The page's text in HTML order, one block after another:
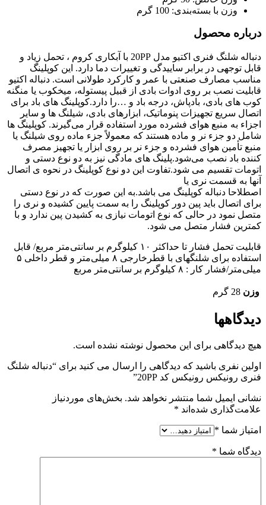
وزن با بسته‌بندی: 100 گرم
درباره محصول
دنباله شلنگ فنری اکتیو مدل 20PP با آبکاری کروم ، تحمل زیاد و
قابل توجهی در برابر ساییدگی و تغییرات دما دارد. این کوپلینگ
مناسب مصارف صنعتی با عمر و کارکرد طولانی است. دنباله اکتیو
قابلیت نصب بر روی ادوات بادی از قبیل پیستوله، میخکوب یا منگنه
کوب های بادی، بادپاش، درجه باد و …را دارد.کوپلینگ های باد برای
اتصال سریع تجهیزات پنوماتیک، ابزارهای بادی، شیلنگ ها و سایر
اجزاء به منبع هوای فشرده مورد استفاده قرار می‌گیرند. کوپلینگ ها
شامل دو جزء نر و ماده هستند که معمولاً جزء ماده روی شیلنگ یا
منبع تأمین هوای فشرده و جزء نر بر روی ابزار یا تجهیز مصرف
کننده باد نصب ‌می‌شود.پلینگ های مادگی نیز به دو نوع دستی و
اتومات تقسیم می شود.تفاوت این دو نوع کوپلینگ در نحوه ی اتصال
آنها به قسمت نری یا
اصطلاحا دنباله کوپلینگ می باشد.به این صورت که در نوع دستی
برای اتصال باید پین دور کوپلینگ را به سمت پایین کشیده و نری را
متصل نمود در حالی که نوع اتومات نیازی به کشیدن پین ندارد و با
کمترین فشار متصل می شود.
قابلیت تحمل فشار تا حداکثر ۱۰ کیلوگرم بر سانتی‌متر مربع/ قابل
استفاده برای شلنگهای با قطرخارجی ۸ میلی‌متر و قطر داخلی ۵
میلی‌متر/فشار کار : ۸ کیلوگرم بر سانتی‌متر مربع
وزن 28 گرم
دیدگاهها
هیچ دیدگاهی برای این محصول نوشته نشده است.
اولین نفری باشید که دیدگاهی را ارسال می کنید برای “دنباله شلنگ
فنری رونیکس رونیکس کد 20PP”
نشانی ایمیل شما منتشر نخواهد شد. بخش‌های موردنیاز
علامت‌گذاری شده‌اند *
امتیاز شما *
دیدگاه شما *